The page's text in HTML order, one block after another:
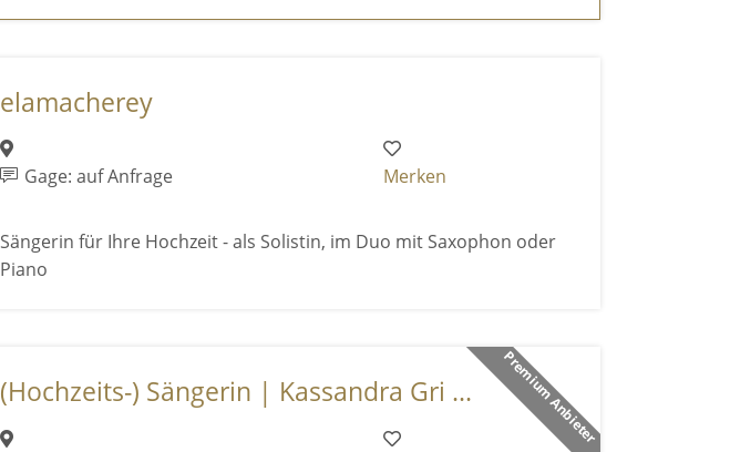
elamacherey
Gage: auf Anfrage Merken
Sängerin für Ihre Hochzeit - als Solistin, im Duo mit Saxophon oder
Piano
Premium Anbieter
(Hochzeits-) Sängerin | Kassandra Gri ...